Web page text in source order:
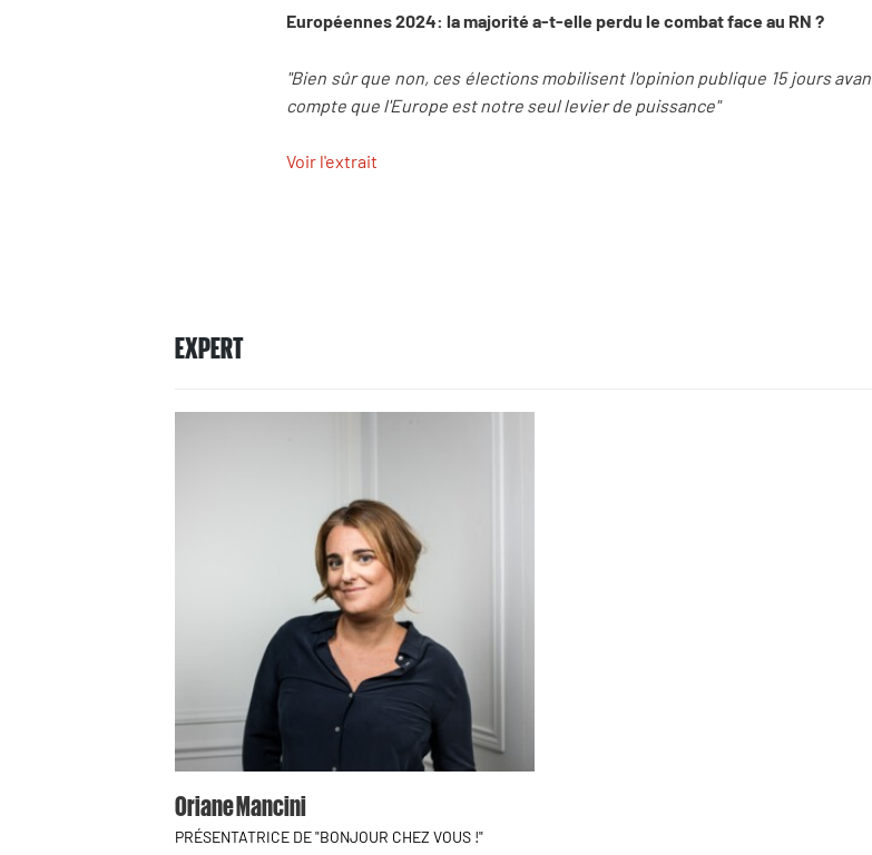
Européennes 2024: la majorité a-t-elle perdu le combat face au RN ?
"Bien sûr que non, ces élections mobilisent l'opinion publique 15 jours
compte que l'Europe est notre seul levier de puissance"
Voir l'extrait
EXPERT
Oriane Mancini
PRÉSENTATRICE DE "BONJOUR CHEZ VOUS !"